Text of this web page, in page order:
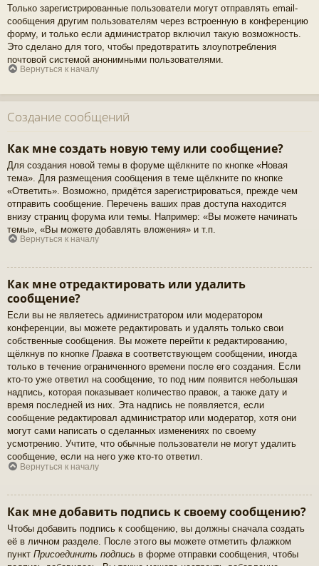
Только зарегистрированные пользователи могут отправлять email-
сообщения другим пользователям через встроенную в конференцию
форму, и только если администратор включил такую возможность.
Это сделано для того, чтобы предотвратить злоупотребления
почтовой системой анонимными пользователями.
Вернуться к началу
Создание сообщений
Как мне создать новую тему или сообщение?
Для создания новой темы в форуме щёлкните по кнопке «Новая
тема». Для размещения сообщения в теме щёлкните по кнопке
«Ответить». Возможно, придётся зарегистрироваться, прежде чем
отправить сообщение. Перечень ваших прав доступа находится
внизу страниц форума или темы. Например: «Вы можете начинать
темы», «Вы можете добавлять вложения» и т.п.
Вернуться к началу
Как мне отредактировать или удалить
сообщение?
Если вы не являетесь администратором или модератором
конференции, вы можете редактировать и удалять только свои
собственные сообщения. Вы можете перейти к редактированию,
щёлкнув по кнопке Правка в соответствующем сообщении, иногда
только в течение ограниченного времени после его создания. Если
кто-то уже ответил на сообщение, то под ним появится небольшая
надпись, которая показывает количество правок, а также дату и
время последней из них. Эта надпись не появляется, если
сообщение редактировал администратор или модератор, хотя они
могут сами написать о сделанных изменениях по своему
усмотрению. Учтите, что обычные пользователи не могут удалить
сообщение, если на него уже кто-то ответил.
Вернуться к началу
Как мне добавить подпись к своему сообщению?
Чтобы добавить подпись к сообщению, вы должны сначала создать
её в личном разделе. После этого вы можете отметить флажком
пункт Присоединить подпись в форме отправки сообщения, чтобы